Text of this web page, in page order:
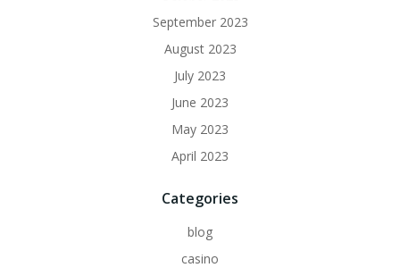
September 2023
August 2023
July 2023
June 2023
May 2023
April 2023
Categories
blog
casino